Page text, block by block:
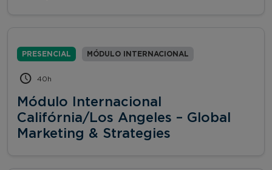
PRESENCIAL MÓDULO INTERNACIONAL
40h
Módulo Internacional
Califórnia/Los Angeles – Global
Marketing & Strategies